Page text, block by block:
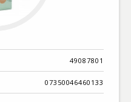
49087801
07350046460133